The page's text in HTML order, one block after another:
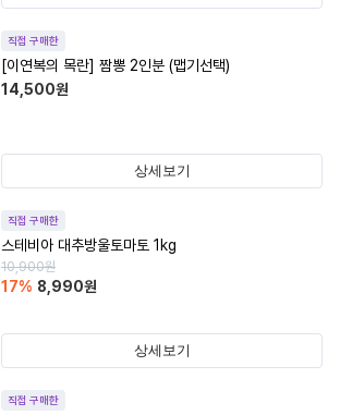
직접 구매한
[이연복의 목란] 짬뽕 2인분 (맵기선택)
14,500원
상세보기
직접 구매한
스테비아 대추방울토마토 1kg
10,900원
17% 8,990원
상세보기
직접 구매한